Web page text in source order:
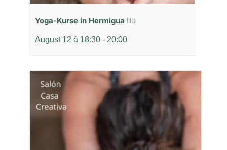
Yoga-Kurse in Hermigua 🧘‍♂️
August 12 à 18:30 - 20:00